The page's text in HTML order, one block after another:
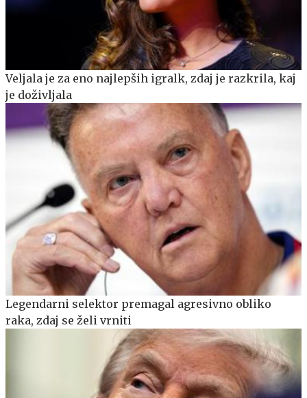
Veljala je za eno najlepših igralk, zdaj je razkrila, kaj
je doživljala
Legendarni selektor premagal agresivno obliko
raka, zdaj se želi vrniti